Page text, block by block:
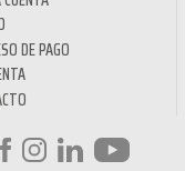
DE PAGO